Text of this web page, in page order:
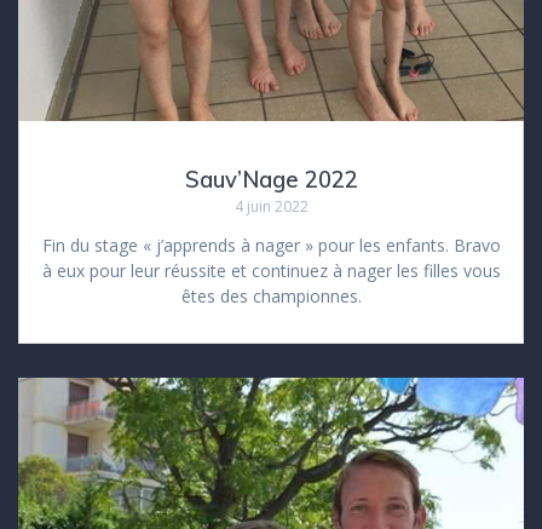
Sauv’Nage 2022
4 juin 2022
Fin du stage « j’apprends à nager » pour les enfants. Bravo
à eux pour leur réussite et continuez à nager les filles vous
êtes des championnes.